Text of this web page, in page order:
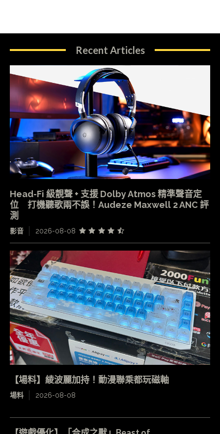
Recent Articles
Head-Fi 級靚聲 + 支援 Dolby Atmos 精準聲音定
位 打機聽歌兩不誤！Audeze Maxwell 2 ANC 評
測
影音 2026-08-08
【場料】綾波麗加持！動漫聯乘都玩磁軸
場料 2026-08-08